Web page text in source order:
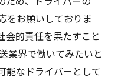
をお願いしておりま
会的責任を果たすこと
業界で働いてみたいと
能なドライバーとして